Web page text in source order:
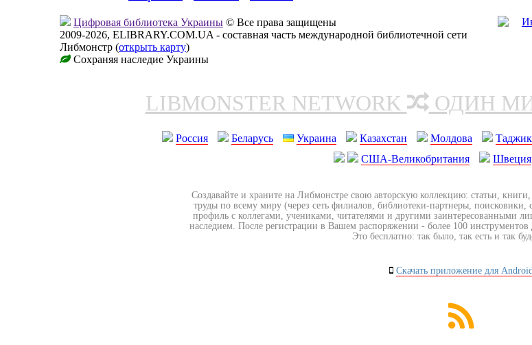
Цифровая библиотека Украины © Все права защищены
2009-2026, ELIBRARY.COM.UA - составная часть международной библиотечной сети
Либмонстр (открыть карту)
Сохраняя наследие Украины
LIBMONSTER NETWORK ОДИН
Россия Беларусь Украина Казахстан Молдова
США-Великобритания
Швеция
Создавайте и храните на Либмонстре свою авторскую коллекцию: статьи,
труды по всему миру (через сеть филиалов, библиотеки-партнеры, поисковики,
профиль с коллегами, учениками, читателями и другими заинтересованными
наследием. После регистрации в Вашем распоряжении - более 100 инструментов
Это бесплатно: так было, так есть и так
Скачать приложение для Android